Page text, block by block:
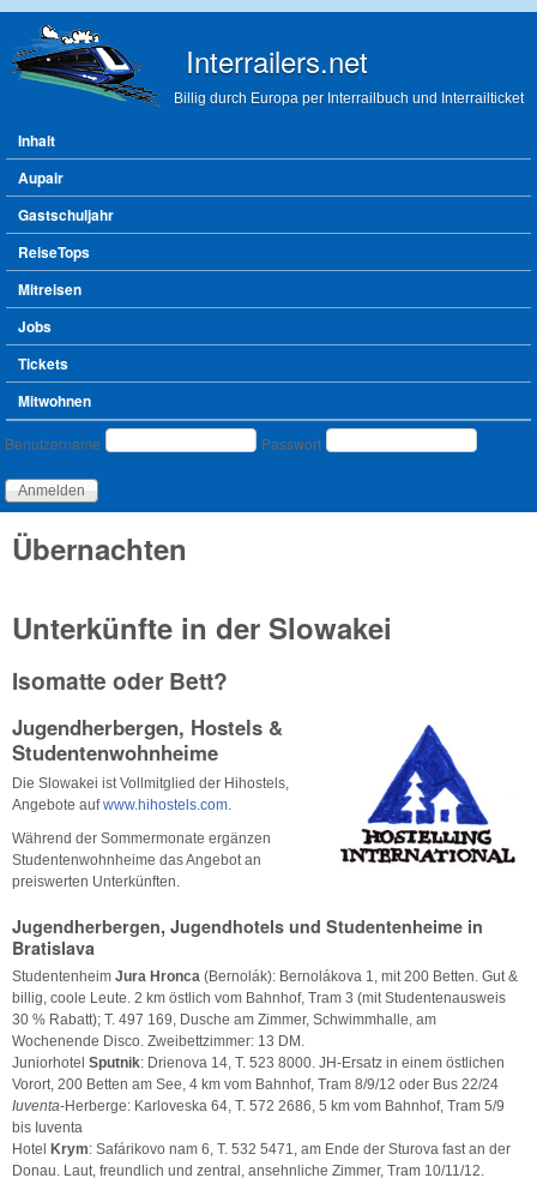
Interrailers.net
Billig durch Europa per Interrailbuch und Interrailticket
Hauptmenü
Inhalt
Aupair
Gastschuljahr
ReiseTops
Mitreisen
Jobs
Tickets
Mitwohnen
Benutzeranmeldung
Benutzername Passwort
Übernachten
Unterkünfte in der Slowakei
Isomatte oder Bett?
Jugendherbergen, Hostels &
Studentenwohnheime
Die Slowakei ist Vollmitglied der Hihostels,
Angebote aufwww.hihostels.com.
Während der Sommermonate ergänzen
Studentenwohnheime das Angebot an
preiswerten Unterkünften.
Jugendherbergen, Jugendhotels und Studentenheime in
Bratislava
Studentenheim Jura Hronca (Bernolák): Bernolákova 1, mit 200 Betten. Gut &
billig, coole Leute. 2 km östlich vom Bahnhof, Tram 3 (mit Studentenausweis
30 % Rabatt); T. 497 169, Dusche am Zimmer, Schwimmhalle, am
Wochenende Disco. Zweibettzimmer: 13 DM.
Juniorhotel Sputnik: Drienova 14, T. 523 8000. JH-Ersatz in einem östlichen
Vorort, 200 Betten am See, 4 km vom Bahnhof, Tram 8/9/12 oder Bus 22/24
Iuventa-Herberge: Karloveska 64, T. 572 2686, 5 km vom Bahnhof, Tram 5/9
bis Iuventa
Hotel
Krym: Safárikovo nam 6, T. 532 5471, am Ende der Sturova fast an der
Donau. Laut, freundlich und zentral, ansehnliche Zimmer, Tram 10/11/12.